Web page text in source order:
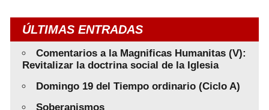
ÚLTIMAS ENTRADAS
Comentarios a la Magnificas Humanitas (V):
Revitalizar la doctrina social de la Iglesia
Domingo 19 del Tiempo ordinario (Ciclo A)
Soberanismos